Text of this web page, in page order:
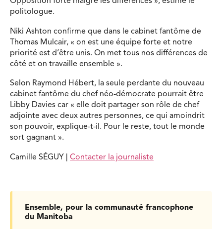
politologue.
Niki Ashton confirme que dans le cabinet fantôme de
Thomas Mulcair, « on est une équipe forte et notre
priorité est d’être unis. On met tous nos différences de
côté et on travaille ensemble ».
Selon Raymond Hébert, la seule perdante du nouveau
cabinet fantôme du chef néo-démocrate pourrait être
Libby Davies car « elle doit partager son rôle de chef
adjointe avec deux autres personnes, ce qui amoindrit
son pouvoir, explique-t-il. Pour le reste, tout le monde
sort gagnant ».
Camille SÉGUY | Contacter la journaliste
Ensemble, pour la communauté francophone
du Manitoba